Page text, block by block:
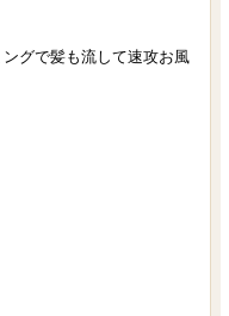
グで髪も流して速攻お風